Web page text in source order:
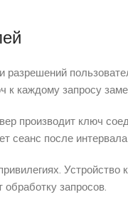
к каждому запросу
производит ключ
сеанс после
запросов.